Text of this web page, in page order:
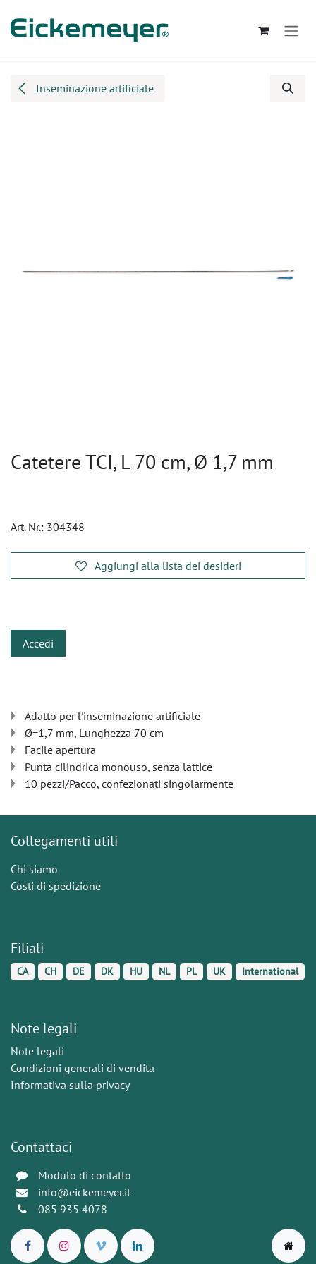
Inseminazione artificiale
Catetere TCI, L 70 cm, Ø 1,7 mm
Art. Nr.: 304348
Aggiungi alla lista dei desideri
Accedi
Adatto per l'inseminazione artificiale
Ø=1,7 mm, Lunghezza 70 cm
Facile apertura
Punta cilindrica monouso, senza lattice
10 pezzi/Pacco, confezionati singolarmente
Collegamenti utili
Chi siamo
Costi di spedizione
Filiali
CA CH DE DK HU NL PL UK International
Note legali
Note legali
Condizioni generali di vendita
Informativa sulla privacy
Contattaci
Modulo di contatto
info@eickemeyer.it
085 935 4078